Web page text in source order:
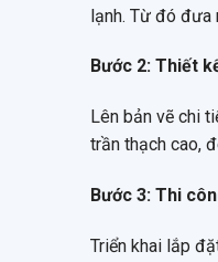
lạnh. Từ đó đưa
Bước 2: Thiết
Lên bản vẽ chi
trần thạch cao,
Bước 3: Thi
Triển khai lắp